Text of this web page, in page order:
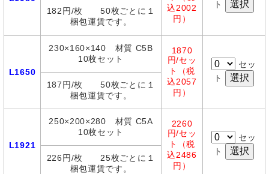
込2002
円）
ト
182円/枚 50枚ごとに１
梱包運賃です。
L1650
230×160×140 材質 C5B
10枚セット
1870
円/セッ
ト（税
込2057
円）
セッ
ト
187円/枚 50枚ごとに１
梱包運賃です。
L1921
250×200×280 材質 C5A
10枚セット
2260
円/セッ
ト（税
込2486
円）
セッ
ト
226円/枚 25枚ごとに１
梱包運賃です。